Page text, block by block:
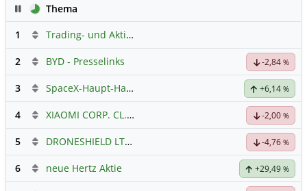
PauseThema
1
Trading- und Aktien-Chat
2 BYD - Presselinks -2,84 %
3 SpaceX-Haupt-Hauptforum +6,14 %
4 XIAOMI CORP. CL.B -2,00 %
5 DRONESHIELD LTD -4,76 %
6 neue Hertz Aktie +29,49 %